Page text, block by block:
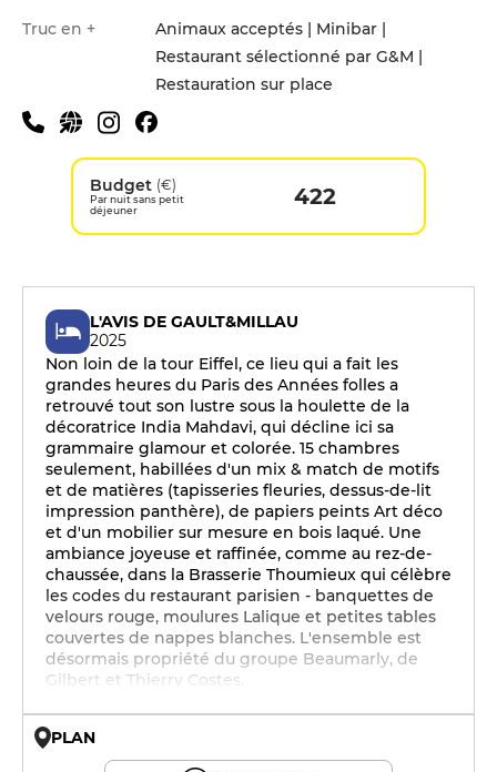
Truc en +
Animaux acceptés | Minibar |
Restaurant sélectionné par G&M |
Restauration sur place
Budget (€)
Par nuit sans petit
déjeuner
422
L'AVIS DE GAULT&MILLAU
2025
Non loin de la tour Eiffel, ce lieu qui a fait les
grandes heures du Paris des Années folles a
retrouvé tout son lustre sous la houlette de la
décoratrice India Mahdavi, qui décline ici sa
grammaire glamour et colorée. 15 chambres
seulement, habillées d'un mix & match de motifs
et de matières (tapisseries fleuries, dessus-de-lit
impression panthère), de papiers peints Art déco
et d'un mobilier sur mesure en bois laqué. Une
ambiance joyeuse et raffinée, comme au rez-de-
chaussée, dans la Brasserie Thoumieux qui célèbre
les codes du restaurant parisien - banquettes de
velours rouge, moulures Lalique et petites tables
couvertes de nappes blanches. L'ensemble est
désormais propriété du groupe Beaumarly, de
Gilbert et Thierry Costes.
PLAN